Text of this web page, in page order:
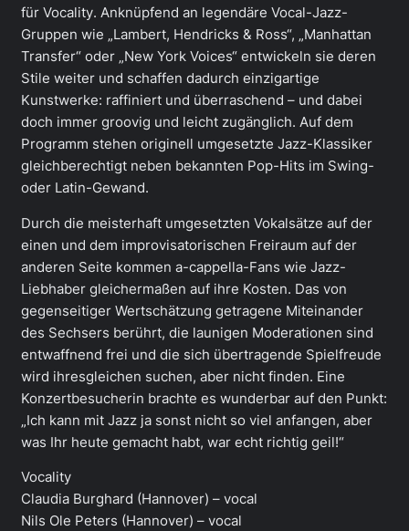
für Vocality. Anknüpfend an legendäre Vocal-Jazz-
Gruppen wie „Lambert, Hendricks & Ross“, „Manhattan
Transfer“ oder „New York Voices“ entwickeln sie deren
Stile weiter und schaffen dadurch einzigartige
Kunstwerke: raffiniert und überraschend – und dabei
doch immer groovig und leicht zugänglich. Auf dem
Programm stehen originell umgesetzte Jazz-Klassiker
gleichberechtigt neben bekannten Pop-Hits im Swing-
oder Latin-Gewand.
Durch die meisterhaft umgesetzten Vokalsätze auf der
einen und dem improvisatorischen Freiraum auf der
anderen Seite kommen a-cappella-Fans wie Jazz-
Liebhaber gleichermaßen auf ihre Kosten. Das von
gegenseitiger Wertschätzung getragene Miteinander
des Sechsers berührt, die launigen Moderationen sind
entwaffnend frei und die sich übertragende Spielfreude
wird ihresgleichen suchen, aber nicht finden. Eine
Konzertbesucherin brachte es wunderbar auf den Punkt:
„Ich kann mit Jazz ja sonst nicht so viel anfangen, aber
was Ihr heute gemacht habt, war echt richtig geil!“
Vocality
Claudia Burghard (Hannover) – vocal
Nils Ole Peters (Hannover) – vocal